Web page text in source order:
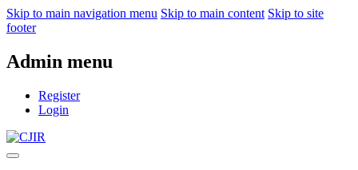
Skip to main navigation menu Skip to main content Skip to site
footer
Admin menu
Register
Login